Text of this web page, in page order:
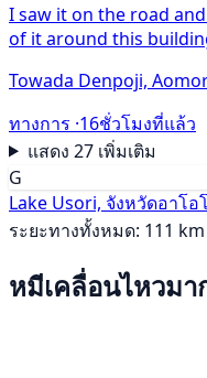
I saw it on the road
of it around this
Towada Denpoji,
ทางการ ·16ชั่วโมงที่แล้ว
แสดง 27 เพิ่มเติม
G
Lake Usori, จังหวัดอาโอ
ระยะทางทั้งหมด: 111 km
หมีเคลื่อนไหวมา